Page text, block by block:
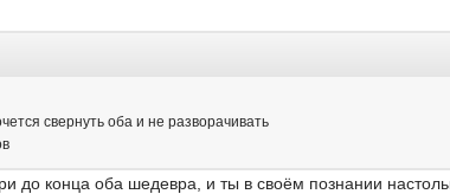
свернуть оба и не разворачивать
до конца оба шедевра, и ты в своём познании